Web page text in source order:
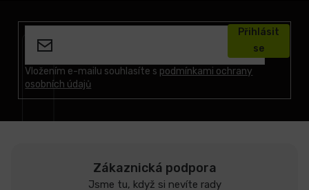
Vložením e-mailu souhlasíte s podmínkami ochrany
osobních údajů
Přihlásit
se
Zákaznická podpora
Jsme tu, když si nevíte rady